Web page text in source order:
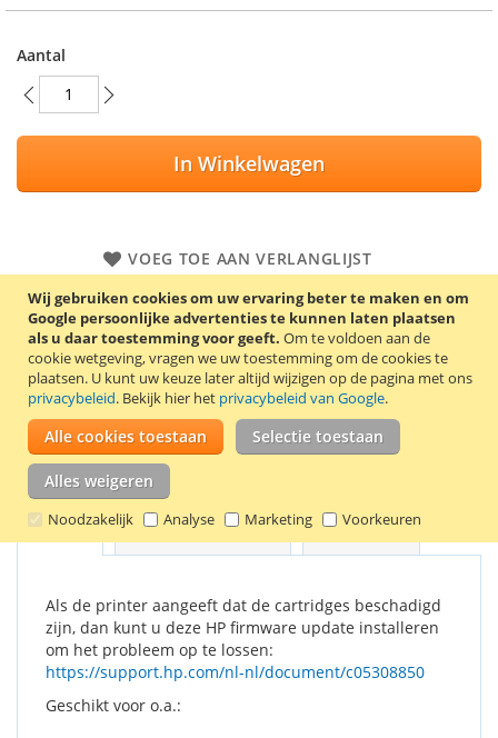
Wij gebruiken cookies om uw ervaring beter te maken en om
Google persoonlijke advertenties te kunnen laten plaatsen
als u daar toestemming voor geeft. Om te voldoen aan de
cookie wetgeving, vragen we uw toestemming om de cookies te
plaatsen. U kunt uw keuze later altijd wijzigen op de pagina met ons
privacybeleid. Bekijk hier het privacybeleid van Google.
Alle cookies toestaan Selectie toestaan
Alles weigeren
Noodzakelijk Analyse Marketing Voorkeuren
Aantal
In Winkelwagen
VOEG TOE AAN VERLANGLIJST
TOEVOEGEN OM TE VERGELIJKEN
Voordeelset met de HP cartridges 950XL zwart (75 ml), 951XL
cyaan (28 ml), 951XL magenta (28 ml) en 951XL geel (28 ml).
Niet geschikt voor HP Officejet Pro 8600, 8600 Plus en 8600
Premium!
Goede kwaliteit en 2 jaar garantie!
Details Productkenmerken Reviews 3
Als de printer aangeeft dat de cartridges beschadigd
zijn, dan kunt u deze HP firmware update installeren
om het probleem op te lossen:
https://support.hp.com/nl-nl/document/c05308850
Geschikt voor o.a.: